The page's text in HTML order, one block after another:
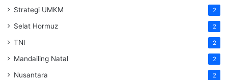
Strategi UMKM 2
Selat Hormuz 2
TNI 2
Mandailing Natal 2
Nusantara 2